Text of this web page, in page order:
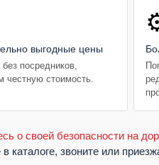
выгодные цены
посредников,
честную стоимость.
о своей безопасности на
каталоге, звоните или